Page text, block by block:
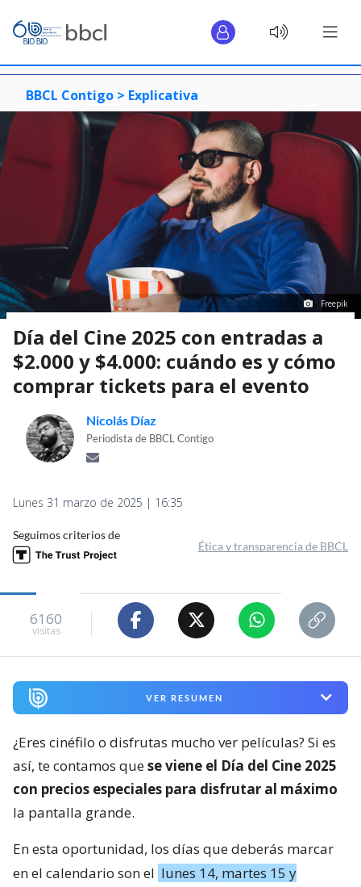
BBCL Contigo > Explicativa
Freepik
Día del Cine 2025 con entradas a
$2.000 y $4.000: cuándo es y cómo
comprar tickets para el evento
Nicolás Díaz
Periodista de BBCL Contigo
Lunes 31 marzo de 2025 | 16:35
Seguimos criterios de
Ética y transparencia de BBCL
6160
visitas
VER RESUMEN
¿Eres cinéfilo o disfrutas mucho ver películas? Si es
así, te contamos quese viene el Día del Cine 2025
con precios especiales para disfrutar al máximo
la pantalla grande.
En esta oportunidad, los días que deberás marcar
en el calendario son el lunes 14, martes 15 y